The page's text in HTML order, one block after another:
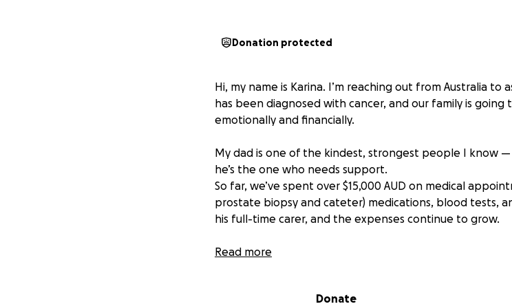
Donation protected
Hi, my name is Karina. I’m reaching out from Australia to
has been diagnosed with cancer, and our family is
emotionally and financially.
My dad is one of the kindest, strongest people I know
he’s the one who needs support.
So far, we’ve spent over $15,000 AUD on medical
prostate biopsy and cateter) medications, blood tests,
his full-time carer, and the expenses continue to grow.
along with complications like hydronephrosis due to the
Read more
Donate